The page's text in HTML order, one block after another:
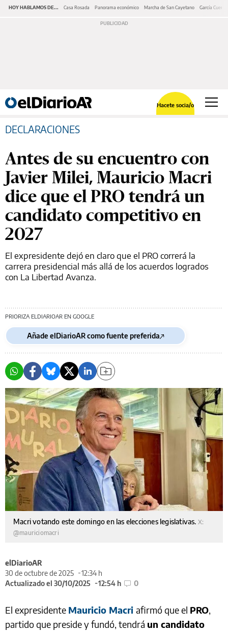
HOY HABLAMOS DE... Casa Rosada Panorama económico Marcha de San Cayetano García Cuerva
Hacete socia/o
DECLARACIONES
Antes de su encuentro con
Javier Milei, Mauricio Macri
dice que el PRO tendrá un
candidato competitivo en
2027
El expresidente dejó en claro que el PRO correrá la
carrera presidencial más allá de los acuerdos logrados
con La Libertad Avanza.
PRIORIZA ELDIARIOAR EN GOOGLE
Añade elDiarioAR como fuente preferida
Macri votando este domingo en las elecciones legislativas. X:
@mauriciomacri
elDiarioAR
30 de octubre de 2025
12:34 h
Actualizado el 30/10/2025
12:54 h 0
El expresidente Mauricio Macri afirmó que el PRO,
partido que preside y fundó, tendrá un candidato